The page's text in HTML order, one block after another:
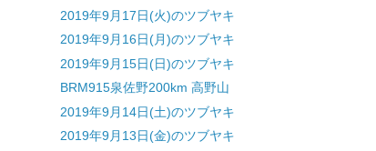
2019年9月17日(火)のツブヤキ
2019年9月16日(月)のツブヤキ
2019年9月15日(日)のツブヤキ
BRM915泉佐野200km 高野山
2019年9月14日(土)のツブヤキ
2019年9月13日(金)のツブヤキ